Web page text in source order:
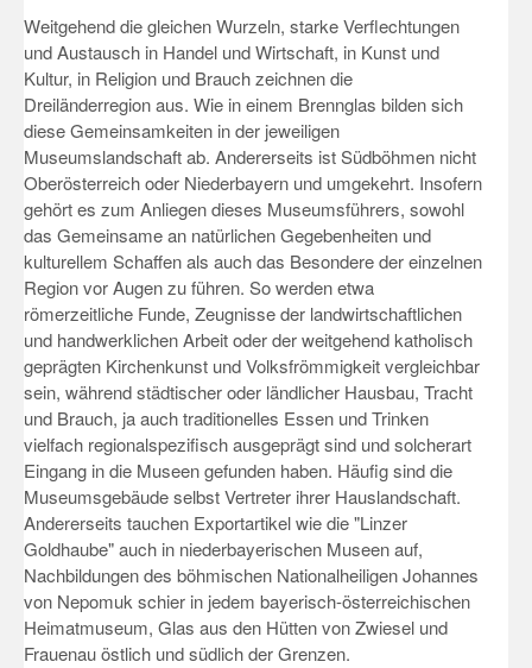
Weitgehend die gleichen Wurzeln, starke Verflechtungen
und Austausch in Handel und Wirtschaft, in Kunst und
Kultur, in Religion und Brauch zeichnen die
Dreiländerregion aus. Wie in einem Brennglas bilden sich
diese Gemeinsamkeiten in der jeweiligen
Museumslandschaft ab. Andererseits ist Südböhmen nicht
Oberösterreich oder Niederbayern und umgekehrt. Insofern
gehört es zum Anliegen dieses Museumsführers, sowohl
das Gemeinsame an natürlichen Gegebenheiten und
kulturellem Schaffen als auch das Besondere der einzelnen
Region vor Augen zu führen. So werden etwa
römerzeitliche Funde, Zeugnisse der landwirtschaftlichen
und handwerklichen Arbeit oder der weitgehend katholisch
geprägten Kirchenkunst und Volksfrömmigkeit vergleichbar
sein, während städtischer oder ländlicher Hausbau, Tracht
und Brauch, ja auch traditionelles Essen und Trinken
vielfach regionalspezifisch ausgeprägt sind und solcherart
Eingang in die Museen gefunden haben. Häufig sind die
Museumsgebäude selbst Vertreter ihrer Hauslandschaft.
Andererseits tauchen Exportartikel wie die "Linzer
Goldhaube" auch in niederbayerischen Museen auf,
Nachbildungen des böhmischen Nationalheiligen Johannes
von Nepomuk schier in jedem bayerisch-österreichischen
Heimatmuseum, Glas aus den Hütten von Zwiesel und
Frauenau östlich und südlich der Grenzen.